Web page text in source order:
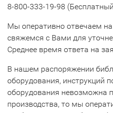
8-800-333-19-98
Мы оперативно отвечаем
свяжемся с Вами для
Среднее время ответа на
В нашем распоряжении
оборудования, инструкций
оборудования невозможна
производства, то мы